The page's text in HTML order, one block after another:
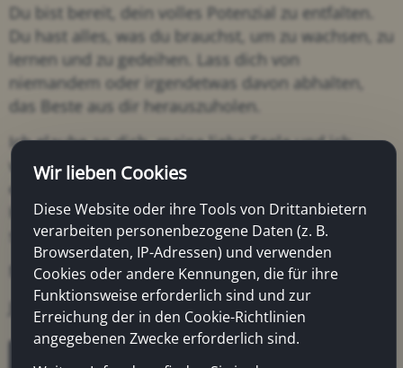
Du bist bereit, dein volles Potenzial zu entfalten.
Du hast alles, was du brauchst, um zu wachsen, zu
lernen und zu gedeihen. Lass dich von
niemandem oder irgendetwas davon abhalten,
das Beste aus dir herauszuholen.
Ich glaube an dich, meine liebe Seele und ich
weiß, dass du in der Lage bist, Großes zu
erreichen. Vertraue dir selbst, folge deinem
Herzen und gehe mutig voran. Du wirst erstaunt
sein, wozu du fähig bist.
Mit all meiner Liebe und Unterstützung,
Jürgen
Wir lieben Cookies
Diese Website oder ihre Tools von Drittanbietern
verarbeiten personenbezogene Daten (z. B.
Browserdaten, IP-Adressen) und verwenden
Cookies oder andere Kennungen, die für ihre
Funktionsweise erforderlich sind und zur
Erreichung der in den Cookie-Richtlinien
angegebenen Zwecke erforderlich sind.